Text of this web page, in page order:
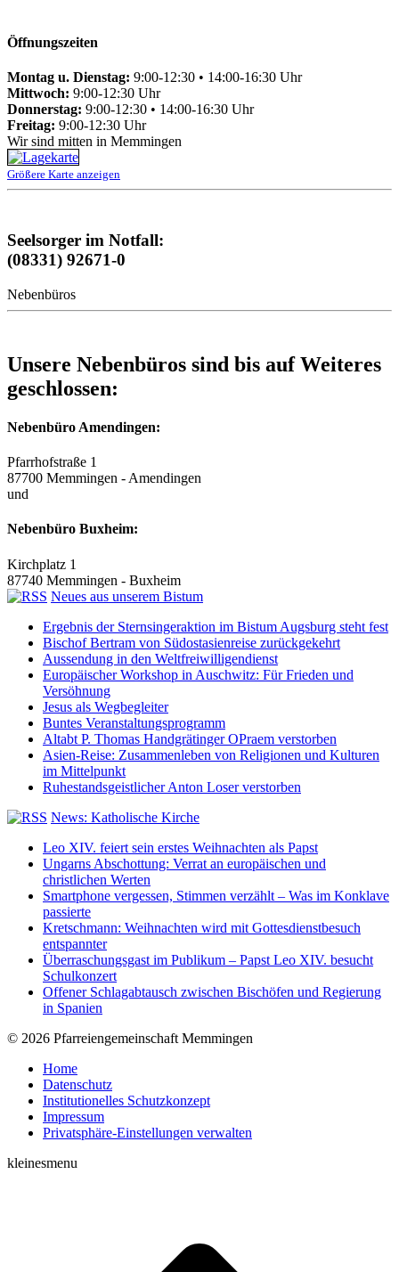
Öffnungszeiten
Montag u. Dienstag: 9:00-12:30 • 14:00-16:30 Uhr
Mittwoch: 9:00-12:30 Uhr
Donnerstag: 9:00-12:30 • 14:00-16:30 Uhr
Freitag: 9:00-12:30 Uhr
Wir sind mitten in Memmingen
Größere Karte anzeigen
Seelsorger im Notfall:
(08331) 92671-0
Nebenbüros
Unsere Nebenbüros sind bis auf Weiteres
geschlossen:
Nebenbüro Amendingen:
Pfarrhofstraße 1
87700 Memmingen - Amendingen
und
Nebenbüro Buxheim:
Kirchplatz 1
87740 Memmingen - Buxheim
Neues aus unserem Bistum
Ergebnis der Sternsingeraktion im Bistum Augsburg steht fest
Bischof Bertram von Südostasienreise zurückgekehrt
Aussendung in den Weltfreiwilligendienst
Europäischer Workshop in Auschwitz: Für Frieden und
Versöhnung
Jesus als Wegbegleiter
Buntes Veranstaltungsprogramm
Altabt P. Thomas Handgrätinger OPraem verstorben
Asien-Reise: Zusammenleben von Religionen und Kulturen
im Mittelpunkt
Ruhestandsgeistlicher Anton Loser verstorben
News: Katholische Kirche
Leo XIV. feiert sein erstes Weihnachten als Papst
Ungarns Abschottung: Verrat an europäischen und
christlichen Werten
Smartphone vergessen, Stimmen verzählt – Was im Konklave
passierte
Kretschmann: Weihnachten wird mit Gottesdienstbesuch
entspannter
Überraschungsgast im Publikum – Papst Leo XIV. besucht
Schulkonzert
Offener Schlagabtausch zwischen Bischöfen und Regierung
in Spanien
© 2026 Pfarreiengemeinschaft Memmingen
Home
Datenschutz
Institutionelles Schutzkonzept
Impressum
Privatsphäre-Einstellungen verwalten
kleinesmenu